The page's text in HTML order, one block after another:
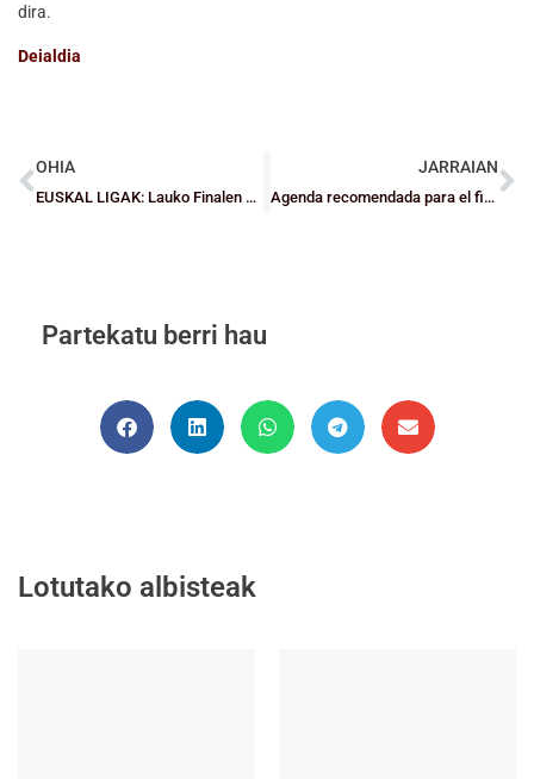
dira.
Deialdia
OHIA
EUSKAL LIGAK: Lauko Finalen egoitza eta ordutegiak erabakita
JARRAIAN
Agenda recomendada para el fin de semana
Partekatu berri hau
Lotutako albisteak